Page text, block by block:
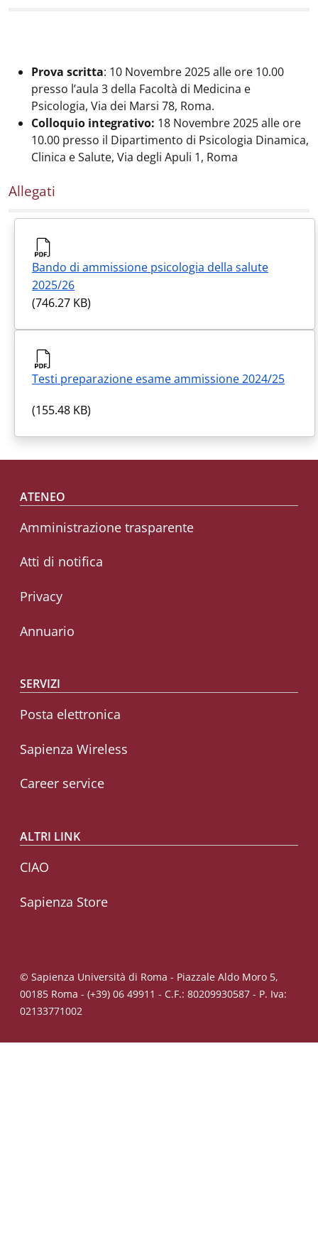
Prova scritta: 10 Novembre 2025 alle ore 10.00
presso l’aula 3 della Facoltà di Medicina e
Psicologia, Via dei Marsi 78, Roma.
Colloquio integrativo: 18 Novembre 2025 alle ore
10.00 presso il Dipartimento di Psicologia Dinamica,
Clinica e Salute, Via degli Apuli 1, Roma
Allegati
Bando di ammissione psicologia della salute
2025/26
(746.27 KB)
Testi preparazione esame ammissione 2024/25
(155.48 KB)
Footer menu
ATENEO
Amministrazione trasparente
Atti di notifica
Privacy
Annuario
SERVIZI
Posta elettronica
Sapienza Wireless
Career service
ALTRI LINK
CIAO
Sapienza Store
© Sapienza Università di Roma - Piazzale Aldo Moro 5,
00185 Roma - (+39) 06 49911 - C.F.: 80209930587 - P. Iva:
02133771002